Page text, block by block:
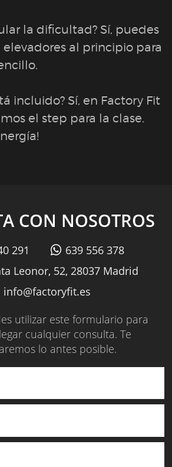
la dificultad? Sí, puedes
elevadores al principio para
incluido? Sí, en Factory Fit
el step para la clase.
CON NOSOTROS
291
639 556 378
Leonor, 52, 28037 Madrid
info@factoryfit.es
utilizar este formulario para
cualquier consulta. Te
lo antes posible.